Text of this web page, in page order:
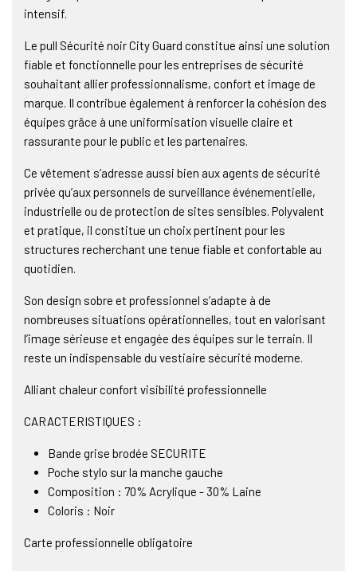
intensif.
Le pull Sécurité noir City Guard constitue ainsi une solution
fiable et fonctionnelle pour les entreprises de sécurité
souhaitant allier professionnalisme, confort et image de
marque. Il contribue également à renforcer la cohésion des
équipes grâce à une uniformisation visuelle claire et
rassurante pour le public et les partenaires.
Ce vêtement s’adresse aussi bien aux agents de sécurité
privée qu’aux personnels de surveillance événementielle,
industrielle ou de protection de sites sensibles. Polyvalent
et pratique, il constitue un choix pertinent pour les
structures recherchant une tenue fiable et confortable au
quotidien.
Son design sobre et professionnel s’adapte à de
nombreuses situations opérationnelles, tout en valorisant
l’image sérieuse et engagée des équipes sur le terrain. Il
reste un indispensable du vestiaire sécurité moderne.
Alliant chaleur confort visibilité professionnelle
CARACTERISTIQUES :
Bande grise brodée SECURITE
Poche stylo sur la manche gauche
Composition : 70% Acrylique - 30% Laine
Coloris : Noir
Carte professionnelle obligatoire